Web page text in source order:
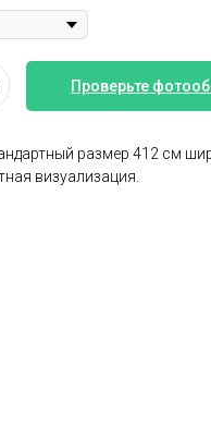
Проверьте
размер 412 см
визуализация.